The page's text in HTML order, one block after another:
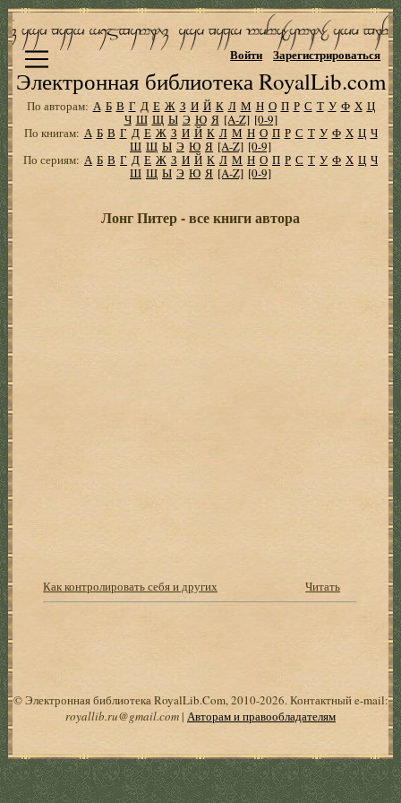
Электронная библиотека RoyalLib.com
Войти Зарегистрироваться
По авторам: А Б В Г Д Е Ж З И Й К Л М Н О П Р С Т У Ф Х Ц
Ч Ш Щ Ы Э Ю Я [A-Z] [0-9]
По книгам: А Б В Г Д Е Ж З И Й К Л М Н О П Р С Т У Ф Х Ц Ч
Ш Щ Ы Э Ю Я [A-Z] [0-9]
По сериям: А Б В Г Д Е Ж З И Й К Л М Н О П Р С Т У Ф Х Ц Ч
Ш Щ Ы Э Ю Я [A-Z] [0-9]
Лонг Питер - все книги автора
Как контролировать себя и других Читать
© Электронная библиотека RoyalLib.Com, 2010-2026. Контактный e-mail:
royallib.ru@gmail.com| Авторам и правообладателям